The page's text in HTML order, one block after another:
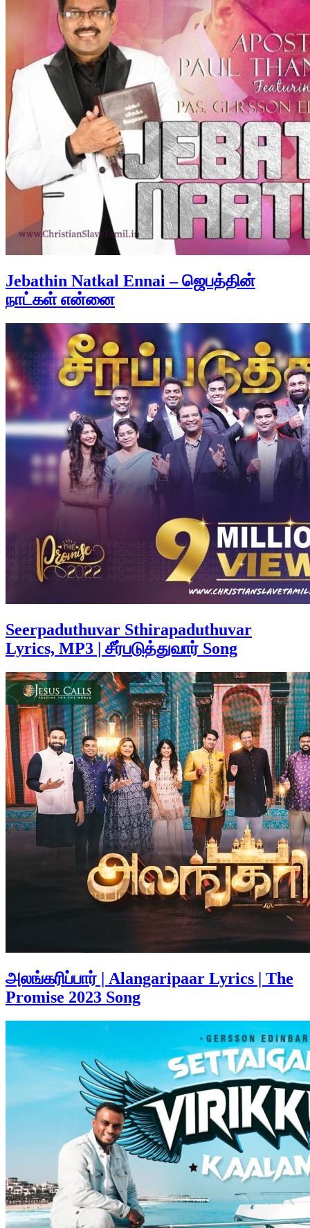
Jebathin Natkal Ennai – ஜெபத்தின்
நாட்கள் என்னை
Seerpaduthuvar Sthirapaduthuvar
Lyrics, MP3 | சீர்படுத்துவார் Song
அலங்கரிப்பார் | Alangaripaar Lyrics | The
Promise 2023 Song